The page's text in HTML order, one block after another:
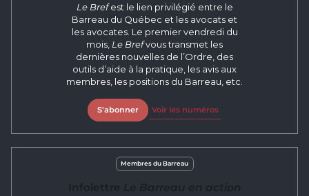
Le Brefest le lien privilégié entre le
Barreau du Québec et les avocats et
les avocates. Le premier vendredi du
mois, Le Brefvous transmet les
dernières nouvelles de l’Ordre, des
outils d’aide à la pratique, les avis aux
membres, les positions du Barreau, etc.
S'abonner Voir les numéros
Membres du Barreau